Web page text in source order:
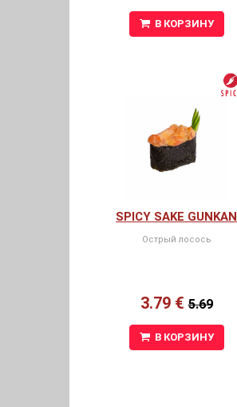
В КОРЗИНУ
SPICY SAKE GUNKAN
Острый лосось
3.79 €5.69
В КОРЗИНУ